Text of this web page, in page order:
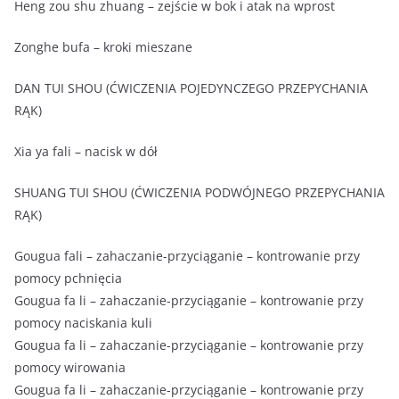
Heng zou shu zhuang – zejście w bok i atak na wprost
Zonghe bufa – kroki mieszane
DAN TUI SHOU (ĆWICZENIA POJEDYNCZEGO PRZEPYCHANIA
RĄK)
Xia ya fali – nacisk w dół
SHUANG TUI SHOU (ĆWICZENIA PODWÓJNEGO PRZEPYCHANIA
RĄK)
Gougua fali – zahaczanie-przyciąganie – kontrowanie przy
pomocy pchnięcia
Gougua fa li – zahaczanie-przyciąganie – kontrowanie przy
pomocy naciskania kuli
Gougua fa li – zahaczanie-przyciąganie – kontrowanie przy
pomocy wirowania
Gougua fa li – zahaczanie-przyciąganie – kontrowanie przy